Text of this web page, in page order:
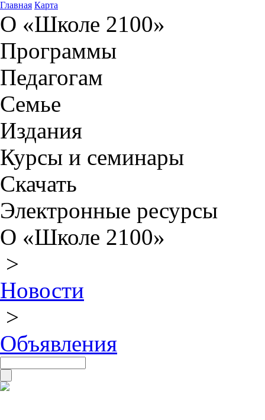
Главная Карта
О «Школе 2100»
Программы
Педагогам
Семье
Издания
Курсы и семинары
Скачать
Электронные ресурсы
О «Школе 2100»
>
Новости
>
Объявления